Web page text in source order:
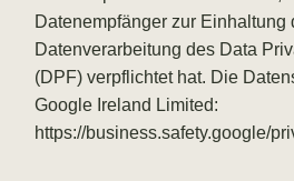
Datenempfänger zur Einhaltung
Datenverarbeitung des Data
(DPF) verpflichtet hat. Die
Google Ireland Limited:
https://business.safety.google/